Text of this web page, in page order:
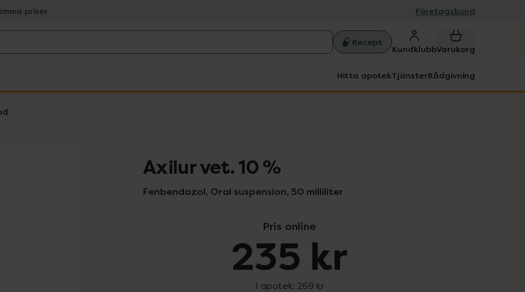
priser Företagskund
Recept
KundklubbVarukorg
Hitta apotekTjänsterRådgivning
Axilur vet. 10 %
Fenbendazol, Oral suspension, 50 milliliter
Pris online
235 kr
I apotek: 269 kr